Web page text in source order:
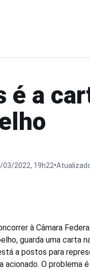
é a
03/2022, 19h22•
à Câmara
guarda uma carta
a postos para
acionado. O problema